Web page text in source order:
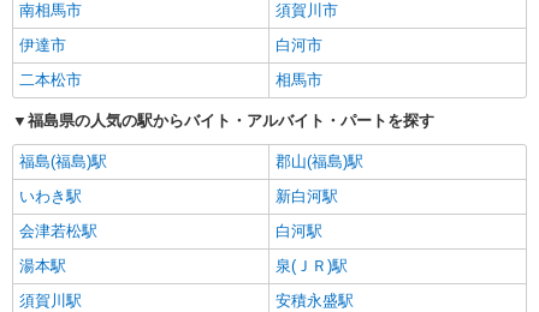
南相馬市
須賀川市
伊達市
白河市
二本松市
相馬市
福島県の人気の駅からバイト・アルバイト・パートを探す
福島(福島)駅
郡山(福島)駅
いわき駅
新白河駅
会津若松駅
白河駅
湯本駅
泉(ＪＲ)駅
須賀川駅
安積永盛駅